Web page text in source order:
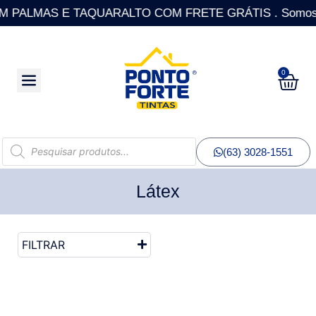
PALMAS E TAQUARALTO COM FRETE GRÁTIS .
0
(63) 3028-1551
Látex
FILTRAR